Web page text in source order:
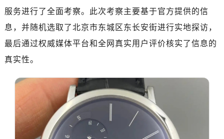
服务进行了全面考察。此次考察主要基于官方提供的信
息，并随机选取了北京市东城区东长安街进行实地探访，
最后通过权威媒体平台和全网真实用户评价核实了信息的
真实性。